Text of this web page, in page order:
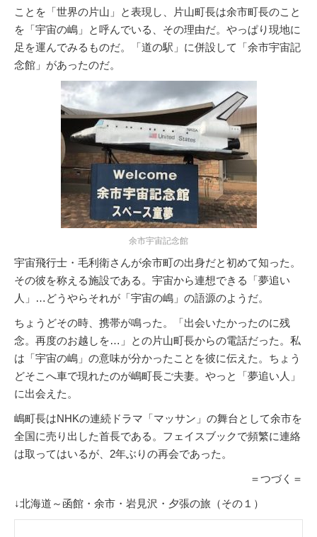
ことを「世界の片山」と表現し、片山町長は余市町長のこと
を「宇宙の嶋」と呼んでいる、その理由だ。やっぱり現地に
足を運んでみるものだ。「道の駅」に併設して「余市宇宙記
念館」があったのだ。
余市宇宙記念館
宇宙飛行士・毛利衛さんが余市町の出身だと初めて知った。
その彼を称える施設である。宇宙から連想できる「夢追い
人」…どうやらそれが「宇宙の嶋」の語源のようだ。
ちょうどその時、携帯が鳴った。「出会いたかったのに残
念。再度のお越しを…」との片山町長からの電話だった。私
は「宇宙の嶋」の意味が分かったことを彼に伝えた。ちょう
どそこへ車で現れたのが嶋町長ご夫妻。やっと「夢追い人」
に出会えた。
嶋町長はNHKの連続ドラマ「マッサン」の舞台として余市を
全国に売り出した首長である。フェイスブックで頻繁に連絡
は取ってはいるが、2年ぶりの再会であった。
＝つづく＝
↓北海道～函館・余市・岩見沢・夕張の旅（その１）